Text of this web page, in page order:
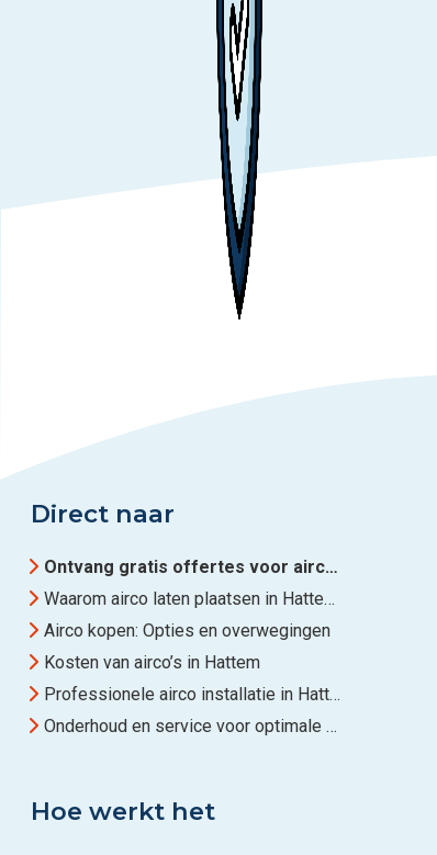
Direct naar
Ontvang gratis offertes voor airco-installateurs in regio Hattem
Waarom airco laten plaatsen in Hattem?
Airco kopen: Opties en overwegingen
Kosten van airco’s in Hattem
Professionele airco installatie in Hattem
Onderhoud en service voor optimale prestaties
Hoe werkt het